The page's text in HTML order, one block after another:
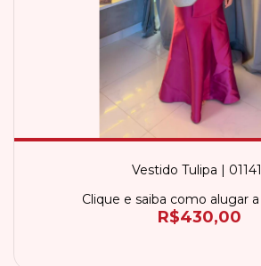
Vestido Tulipa |
Clique e saiba como alugar
R$430,00